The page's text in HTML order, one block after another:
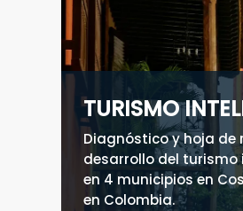
TURISMO
Diagnóstico y hoja de
desarrollo del turismo
en 4 municipios en
en Colombia.